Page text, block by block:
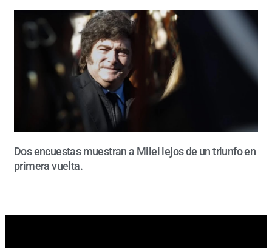
Dos encuestas muestran a Milei lejos de un triunfo en
primera vuelta.